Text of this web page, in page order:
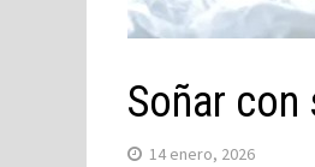
Soñar
14 enero, 2026